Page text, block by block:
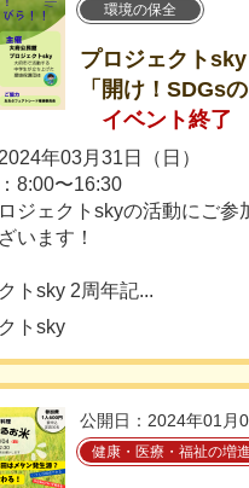
環境の保全
プロジェクト
「開け！SDGs
イベント終了
年03月31日（日）
8:00〜16:30
ジェクトskyの活動にご参
います！
トsky 2周年記...
トsky
公開日：2024年01月
健康・医療・福祉の増進